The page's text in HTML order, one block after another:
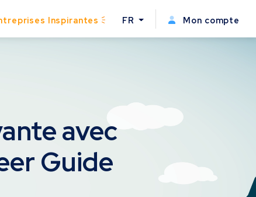
Inspirantes FR Mon compte
avec
Guide